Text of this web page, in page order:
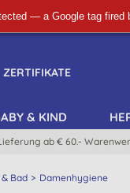
— a Google tag fired
ZERTIFIKATE
& KIND
ab € 60.-
Bad Damenhygiene